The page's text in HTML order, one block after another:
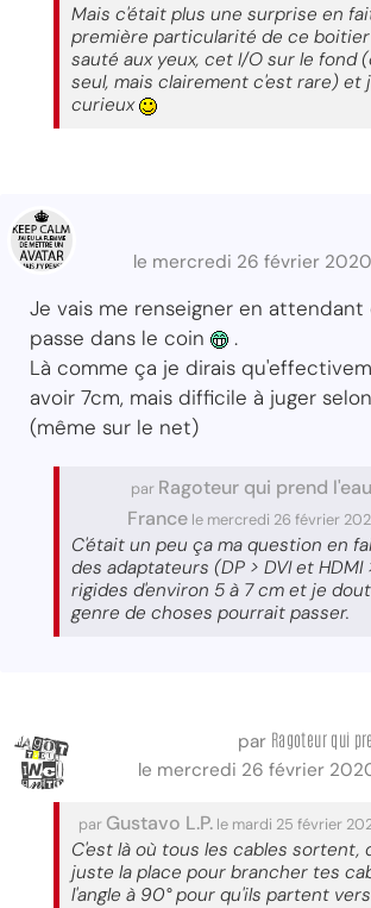
Mais c'était plus une surprise en
première particularité de ce boitier
sauté aux yeux, cet I/O sur le fond
seul, mais clairement c'est rare) et
curieux
le mercredi 26 février
Je vais me renseigner en attendant
passe dans le coin
.
Là comme ça je dirais
avoir 7cm, mais difficile à juger
(même sur le net)
par Ragoteur qui prend
France le mercredi 26 février
C'était un peu ça ma question en
des adaptateurs (DP > DVI et HDMI
rigides d'environ 5 à 7 cm et je
genre de choses pourrait passer.
par Ragoteur qui
le mercredi 26 février
par Gustavo L.P. le mardi 25 février
C'est là où tous les cables sortent,
juste la place pour brancher tes
l'angle à 90° pour qu'ils partent